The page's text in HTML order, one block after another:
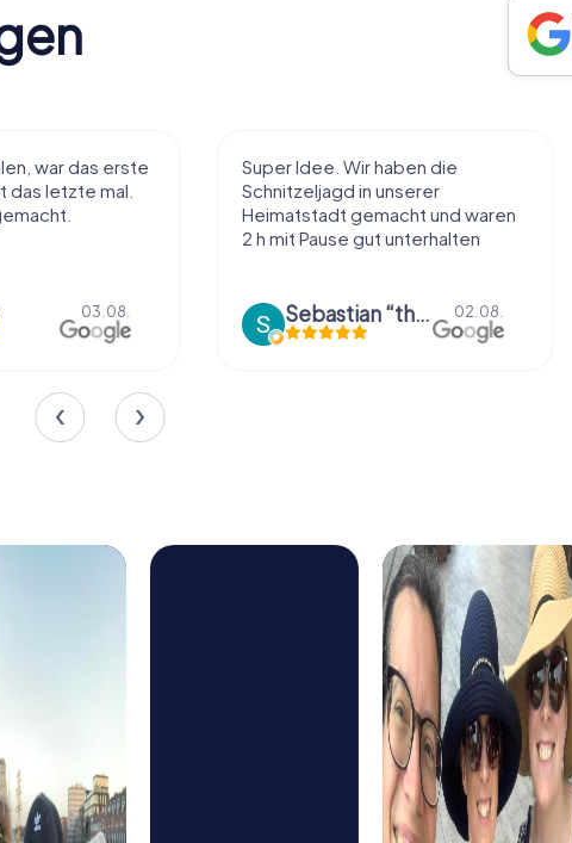
die
und waren
02.08.
Macht sehr viel Spaß, einfache
Handhabung und Rätsel, man sieht
einiges ohne zu viel zu laufen!
Tolle App
Sharina Gühr 01.08.